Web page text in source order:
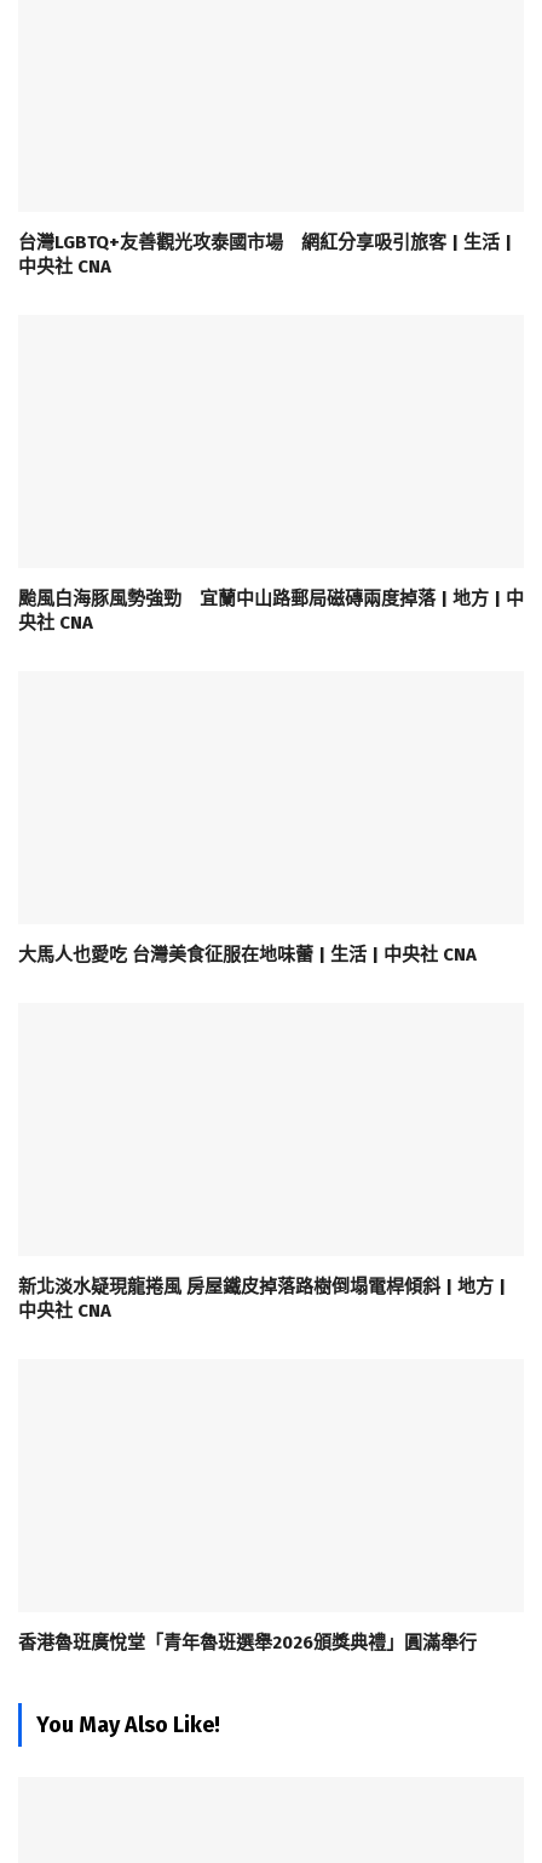
台灣LGBTQ+友善觀光攻泰國市場 網紅分享吸引旅客 | 生活 |
中央社 CNA
颱風白海豚風勢強勁 宜蘭中山路郵局磁磚兩度掉落 | 地方 | 中
央社 CNA
大馬人也愛吃 台灣美食征服在地味蕾 | 生活 | 中央社 CNA
新北淡水疑現龍捲風 房屋鐵皮掉落路樹倒塌電桿傾斜 | 地方 |
中央社 CNA
香港魯班廣悅堂「青年魯班選舉2026頒獎典禮」圓滿舉行
You May Also Like!